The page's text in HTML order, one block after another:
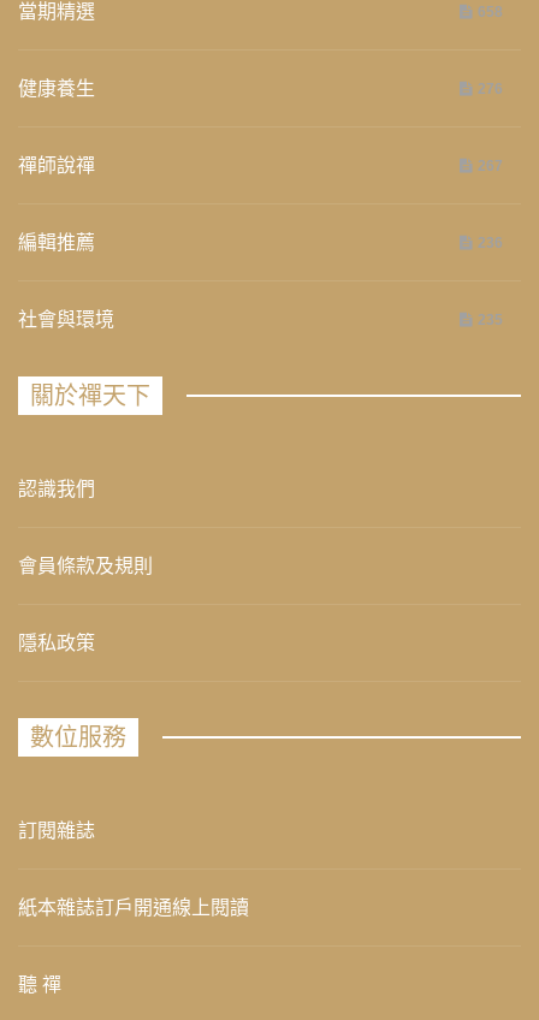
當期精選 658
健康養生 276
禪師說禪 267
編輯推薦 236
社會與環境 235
關於禪天下
認識我們
會員條款及規則
隱私政策
數位服務
訂閱雜誌
紙本雜誌訂戶開通線上閱讀
聽 禪